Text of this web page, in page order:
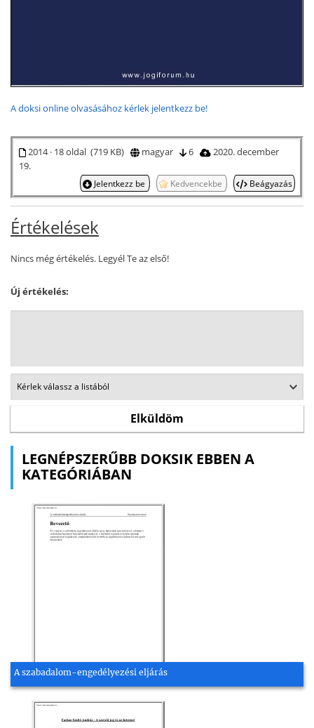
A doksi online olvasásához kérlek jelentkezz be!
2014 · 18 oldal (719 KB) magyar 6
2020. december
19.
Jelentkezz be Kedvencekbe Beágyazás
Értékelések
Nincs még értékelés. Legyél Te az első!
Új értékelés:
LEGNÉPSZERŰBB DOKSIK EBBEN A
KATEGÓRIÁBAN
A szabadalom-engedélyezési eljárás